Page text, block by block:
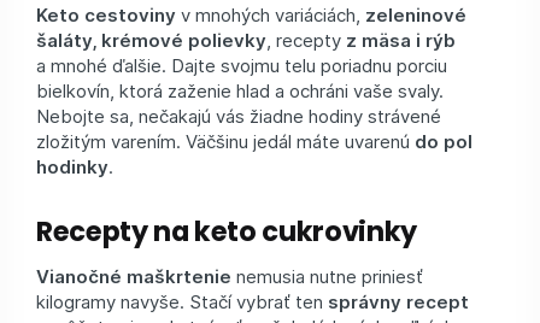
Keto cestoviny v mnohých variáciách, zeleninové
šaláty, krémové polievky , recepty z mäsa i rýb
a mnohé ďalšie. Dajte svojmu telu poriadnu porciu
bielkovín, ktorá zaženie hlad a ochráni vaše svaly.
Nebojte sa, nečakajú vás žiadne hodiny strávené
zložitým varením. Väčšinu jedál máte uvarenú do pol
hodinky.
Recepty na keto cukrovinky
Vianočné maškrtenie nemusia nutne priniesť
kilogramy navyše. Stačí vybrať ten správny recept